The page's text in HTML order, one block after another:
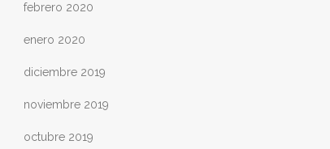
febrero 2020
enero 2020
diciembre 2019
noviembre 2019
octubre 2019